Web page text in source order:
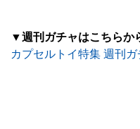
▼週刊ガチャはこちらか
カプセルトイ特集 週刊ガ